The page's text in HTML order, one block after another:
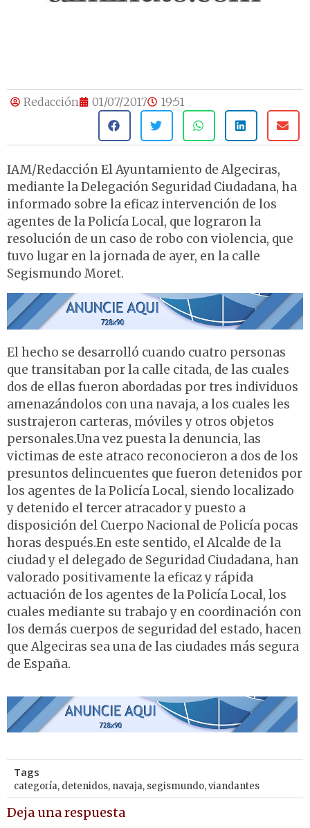
Redacción 01/07/2017 19:51
IAM/Redacción El Ayuntamiento de Algeciras,
mediante la Delegación Seguridad Ciudadana, ha
informado sobre la eficaz intervención de los
agentes de la Policía Local, que lograron la
resolución de un caso de robo con violencia, que
tuvo lugar en la jornada de ayer, en la calle
Segismundo Moret.
El hecho se desarrolló cuando cuatro personas
que transitaban por la calle citada, de las cuales
dos de ellas fueron abordadas por tres individuos
amenazándolos con una navaja, a los cuales les
sustrajeron carteras, móviles y otros objetos
personales.Una vez puesta la denuncia, las
victimas de este atraco reconocieron a dos de los
presuntos delincuentes que fueron detenidos por
los agentes de la Policía Local, siendo localizado
y detenido el tercer atracador y puesto a
disposición del Cuerpo Nacional de Policía pocas
horas después.En este sentido, el Alcalde de la
ciudad y el delegado de Seguridad Ciudadana, han
valorado positivamente la eficaz y rápida
actuación de los agentes de la Policía Local, los
cuales mediante su trabajo y en coordinación con
los demás cuerpos de seguridad del estado, hacen
que Algeciras sea una de las ciudades más segura
de España.
Tags
categoría, detenidos, navaja, segismundo,viandantes
Deja una respuesta